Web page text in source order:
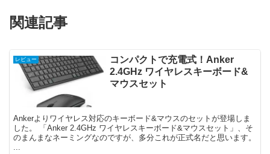
関連記事
レビュー
コンパクトで充電式！Anker
2.4GHz ワイヤレスキーボード&
マウスセット
Ankerよりワイヤレス対応のキーボード&マウスのセットが登場しま
した。 「Anker 2.4GHz ワイヤレスキーボード&マウスセット」、そ
のまんまなネーミングなのですが、多分これが正式名だと思います。